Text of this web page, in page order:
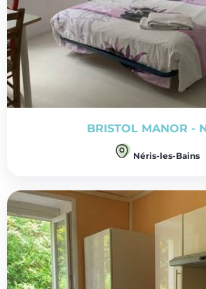
BRISTOL MANOR -
Néris-les-Bains